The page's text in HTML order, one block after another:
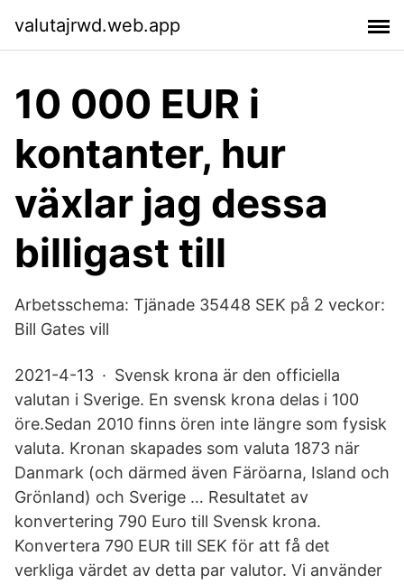
valutajrwd.web.app
10 000 EUR i
kontanter, hur
växlar jag dessa
billigast till
Arbetsschema: Tjänade 35448 SEK på 2 veckor:
Bill Gates vill
2021-4-13 · Svensk krona är den officiella
valutan i Sverige. En svensk krona delas i 100
öre.Sedan 2010 finns ören inte längre som fysisk
valuta. Kronan skapades som valuta 1873 när
Danmark (och därmed även Färöarna, Island och
Grönland) och Sverige … Resultatet av
konvertering 790 Euro till Svensk krona.
Konvertera 790 EUR till SEK för att få det
verkliga värdet av detta par valutor. Vi använder